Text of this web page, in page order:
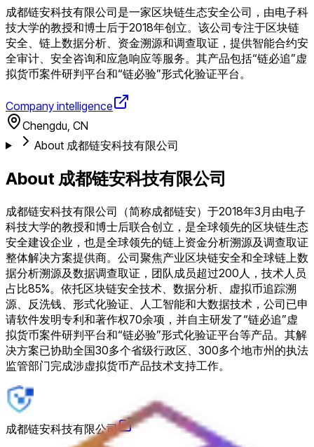
成都链安科技有限公司是一家区块链生态安全公司，由电子科
技大学的教授和博士后于2018年创立。该公司专注于区块链
安全、链上数据分析、资金溯源和调查取证，提供智能合约安
全审计、安全咨询和应急响应等服务。其产品包括“链必追”虚
拟货币案件研判平台和“链必验”形式化验证平台。
Company intelligence
Chengdu, CN
About 成都链安科技有限公司
About 成都链安科技有限公司
成都链安科技有限公司（简称成都链安）于2018年3月由电子
科技大学的教授和博士后联合创立，是全球领先的区块链生态
安全建设企业，也是全球领先的链上资金分析溯源及调查取证
整体解决方案提供商。公司聚焦产业区块链安全和全球链上数
据分析溯源及数据调查取证，团队成员超过200人，技术人员
占比85%。依托区块链安全技术、数据分析、虚拟币追踪溯
源、反洗钱、形式化验证、人工智能和大数据技术，公司已申
请软件发明专利和著作权70余项，并自主研发了“链必追”虚
拟货币案件研判平台和“链必验”形式化验证平台等产品。其解
决方案已协助全国30多个省级行政区、300多个地市州的执法
监管部门完成涉虚拟货币产品技术支持工作。
成都链安科技有限公司